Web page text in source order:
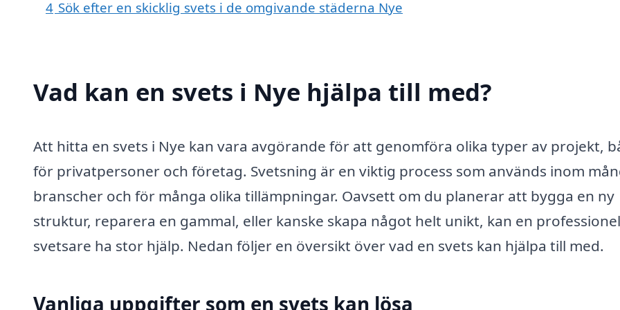
4 Sök efter en skicklig svets i de omgivande städerna Nye
Vad kan en svets i Nye hjälpa till med?
Att hitta en svets i Nye kan vara avgörande för att genomföra olika typer av projekt,
för privatpersoner och företag. Svetsning är en viktig process som används inom
branscher och för många olika tillämpningar. Oavsett om du planerar att bygga en ny
struktur, reparera en gammal, eller kanske skapa något helt unikt, kan en
svetsare ha stor hjälp. Nedan följer en översikt över vad en svets kan hjälpa till med.
Vanliga uppgifter som en svets kan lösa